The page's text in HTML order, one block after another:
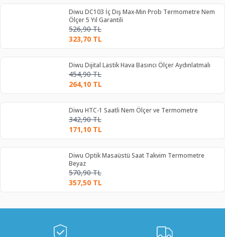
Diwu DC103 İç Dış Max-Min Prob Termometre Nem
Ölçer 5 Yıl Garantili
526,90TL
323,70 TL
Diwu Dijital Lastik Hava Basıncı Ölçer Aydınlatmalı
454,90TL
264,10 TL
Diwu HTC-1 Saatli Nem Ölçer ve Termometre
342,90TL
171,10 TL
Diwu Optik Masaüstü Saat Takvim Termometre
Beyaz
570,90TL
357,50 TL